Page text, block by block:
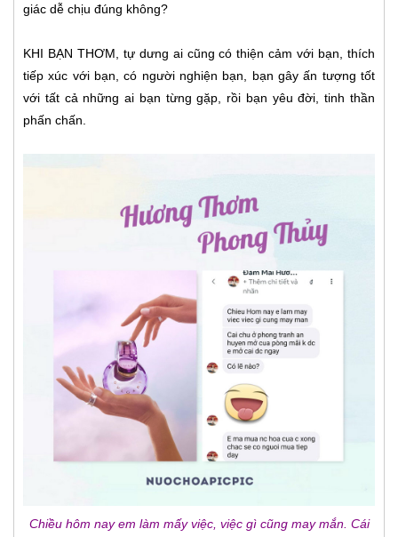
giác dễ chịu đúng không?
KHI BẠN THƠM, tự dưng ai cũng có thiện cảm với bạn, thích
tiếp xúc với bạn, có người nghiện bạn, bạn gây ấn tượng tốt
với tất cả những ai bạn từng gặp, rồi bạn yêu đời, tinh thần
phấn chấn.
Chiều hôm nay em làm mấy việc, việc gì cũng may mắn. Cái